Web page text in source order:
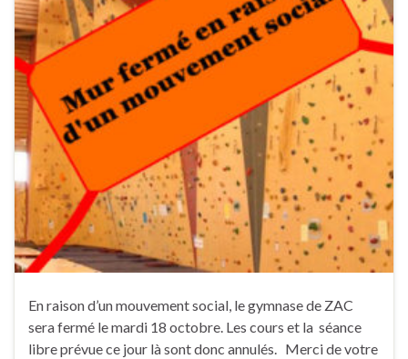
En raison d’un mouvement social, le gymnase de ZAC
sera fermé le mardi 18 octobre. Les cours et la séance
libre prévue ce jour là sont donc annulés. Merci de votre